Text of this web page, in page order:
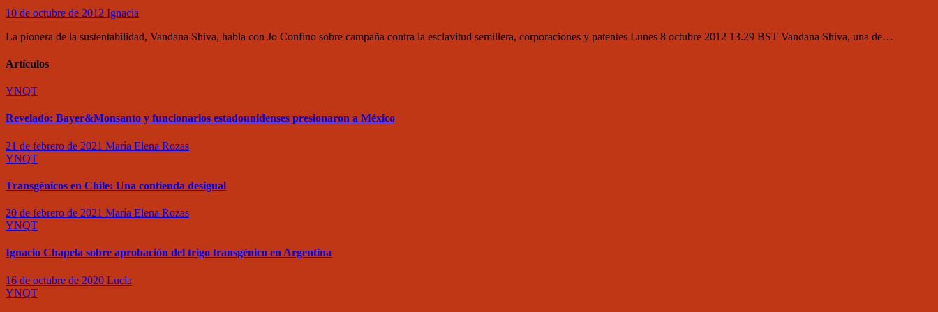
10 de octubre de 2012 Ignacia
La pionera de la sustentabilidad, Vandana Shiva, habla con Jo Confino sobre campaña contra la esclavitud semillera, corporaciones y patentes Lunes 8 octubre 2012 13.29 BST Vandana Shiva, una de…
Artículos
YNQT
Revelado: Bayer&Monsanto y funcionarios estadounidenses presionaron a México
21 de febrero de 2021 María Elena Rozas
YNQT
Transgénicos en Chile: Una contienda desigual
20 de febrero de 2021 María Elena Rozas
YNQT
Ignacio Chapela sobre aprobación del trigo transgénico en Argentina
16 de octubre de 2020 Lucia
YNQT